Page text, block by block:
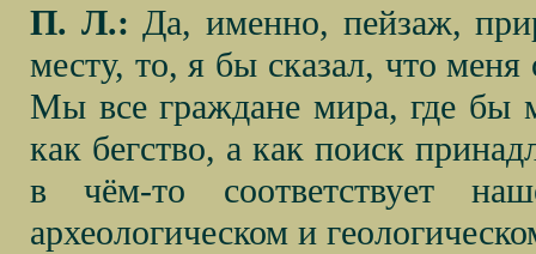
П. Л.: Да, именно, пейзаж,
месту, то, я бы сказал, что
Мы все граждане мира, где
как бегство, а как поиск
в чём-то соответствует
археологическом и